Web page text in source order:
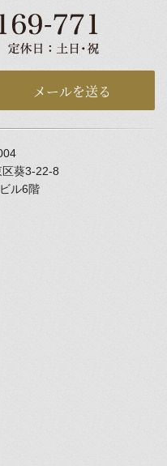
メールを送る
葵3-22-8
ル6階